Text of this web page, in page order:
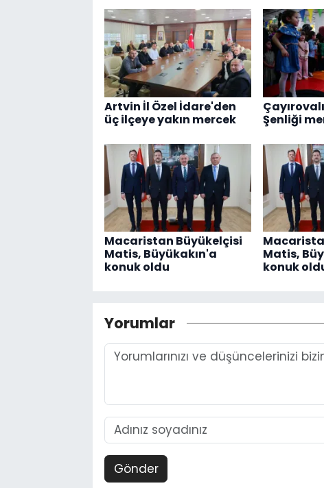
Artvin İl Özel İdare'den
üç ilçeye yakın mercek
Şenliği
Macaristan Büyükelçisi
Matis, Büyükakın'a
konuk oldu
Matis,
konuk
Yorumlar
Gönder